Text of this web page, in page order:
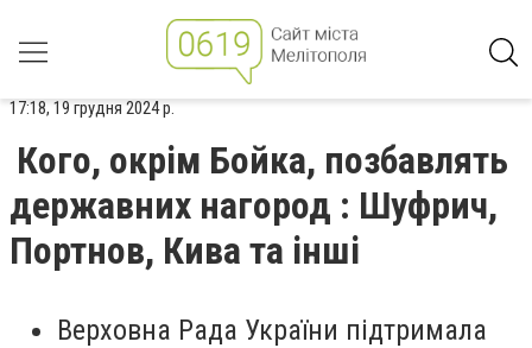
17:18, 19 грудня 2024 р.
Кого, окрім Бойка, позбавлять
державних нагород : Шуфрич,
Портнов, Кива та інші
Верховна Рада України підтримала